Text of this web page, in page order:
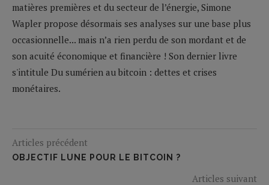
matières premières et du secteur de l’énergie, Simone
Wapler propose désormais ses analyses sur une base plus
occasionnelle... mais n’a rien perdu de son mordant et de
son acuité économique et financière ! Son dernier livre
s'intitule Du sumérien au bitcoin : dettes et crises
monétaires.
Articles précédent
OBJECTIF LUNE POUR LE BITCOIN ?
Articles suivant